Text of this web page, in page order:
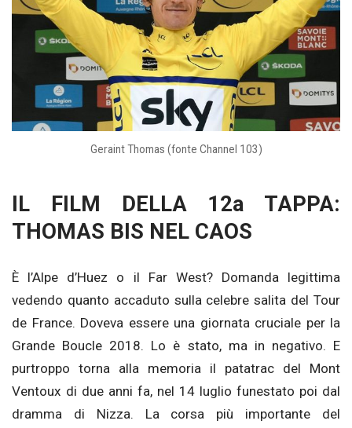
Geraint Thomas (fonte Channel 103)
IL FILM DELLA 12a TAPPA:
THOMAS BIS NEL CAOS
È l’Alpe d’Huez o il Far West? Domanda legittima
vedendo quanto accaduto sulla celebre salita del Tour
de France. Doveva essere una giornata cruciale per la
Grande Boucle 2018. Lo è stato, ma in negativo. E
purtroppo torna alla memoria il patatrac del Mont
Ventoux di due anni fa, nel 14 luglio funestato poi dal
dramma di Nizza. La corsa più importante del